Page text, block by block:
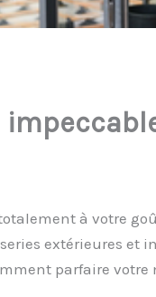
à votre
extérieures et
parfaire votre